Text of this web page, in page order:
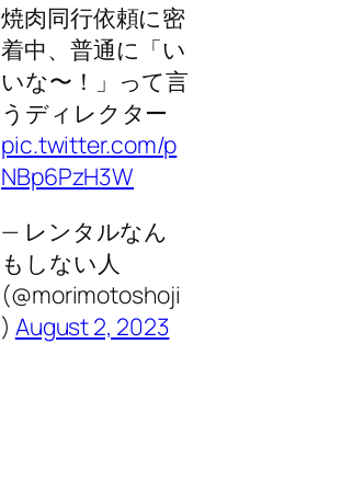
焼肉同行依頼に密
着中、普通に「い
いな〜！」って言
うディレクター
pic.twitter.com/p
NBp6PzH3W
— レンタルなん
もしない人
(@morimotoshoji
) August 2, 2023